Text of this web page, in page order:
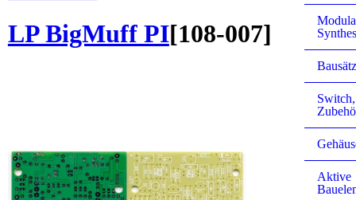
LP BigMuff PI[108-007]
Aktive